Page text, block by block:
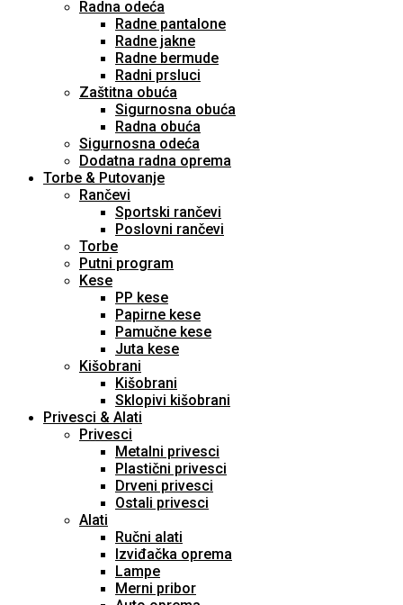
Radna odeća
Radne pantalone
Radne jakne
Radne bermude
Radni prsluci
Zaštitna obuća
Sigurnosna obuća
Radna obuća
Sigurnosna odeća
Dodatna radna oprema
Torbe & Putovanje
Rančevi
Sportski rančevi
Poslovni rančevi
Torbe
Putni program
Kese
PP kese
Papirne kese
Pamučne kese
Juta kese
Kišobrani
Kišobrani
Sklopivi kišobrani
Privesci & Alati
Privesci
Metalni privesci
Plastični privesci
Drveni privesci
Ostali privesci
Alati
Ručni alati
Izviđačka oprema
Lampe
Merni pribor